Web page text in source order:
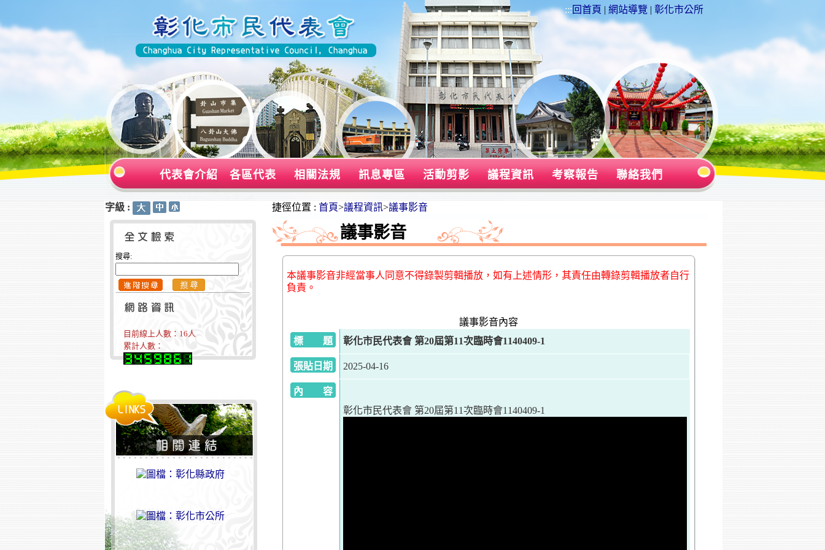
::: 回首頁 | 網站導覽 | 彰化市公所
代表會介紹 各區代表 相關法規 訊息專區 活動剪影 議程資訊 考察報告 聯絡我們
字級 :
搜尋:
目前線上人數： 16人
累計人數：
捷徑位置 : 首頁>議程資訊>議事影音
議事影音
本議事影音非經當事人同意不得錄製剪輯播放，如有上述情形，其責任由轉錄剪輯播放者自行
負責。
議事影音內容
標 題
彰化市民代表會 第20屆第11次臨時會1140409-1
張貼日期 2025-04-16
內 容
彰化市民代表會 第20屆第11次臨時會1140409-1